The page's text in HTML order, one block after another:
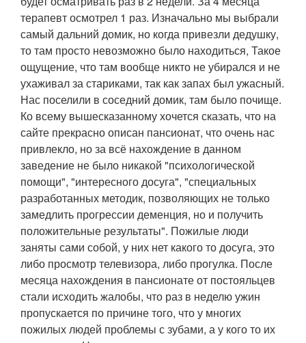
терапевт осмотрел 1 раз. Изначально мы выбрали
самый дальний домик, но когда привезли дедушку,
то там просто невозможно было находиться, Такое
ощущение, что там вообще никто не убирался и не
ухаживал за стариками, так как запах был ужасный.
Нас поселили в соседний домик, там было почище.
Ко всему вышесказанному хочется сказать, что на
сайте прекрасно описан пансионат, что очень нас
привлекло, но за всё нахождение в данном
заведение не было никакой "психологической
помощи", "интересного досуга", "специальных
разработанных методик, позволяющих не только
замедлить прогрессии деменция, но и получить
положительные результаты". Пожилые люди
заняты сами собой, у них нет какого то досуга, это
либо просмотр телевизора, либо прогулка. После
месяца нахождения в пансионате от постояльцев
стали исходить жалобы, что раз в неделю ужин
пропускается по причине того, что у многих
пожилых людей проблемы с зубами, а у кого то их